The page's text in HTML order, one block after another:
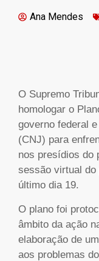
Ana Mendes
O Supremo
homologar o
governo federal
(CNJ) para
nos presídios do
sessão virtual do
último dia 19.
O plano foi
âmbito da ação
elaboração de
aos problemas